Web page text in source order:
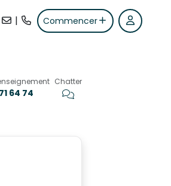
| Commencer
64 74
Chatter